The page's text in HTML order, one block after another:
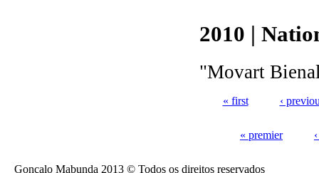
2010 |
"Movart
« first ‹
« premier
Gonçalo Mabunda 2013 © Todos os direitos reservados